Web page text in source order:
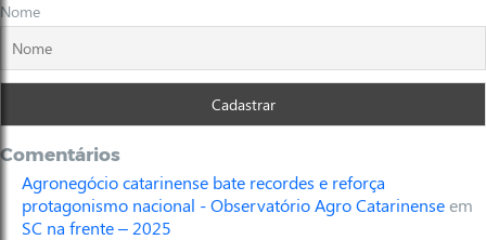
Nome
Comentários
Agronegócio catarinense bate recordes e reforça
protagonismo nacional - Observatório Agro Catarinenseem
SC na frente – 2025